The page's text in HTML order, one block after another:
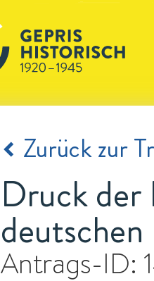
Zurück zur
Druck der
Antrags-ID: